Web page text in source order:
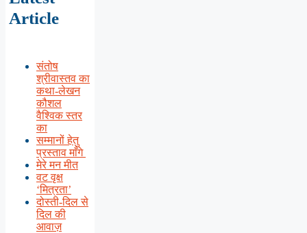
Article
संतोष
श्रीवास्तव का
कथा-लेखन
कौशल
वैश्विक स्तर
का
सम्मानों हेतु
प्रस्ताव माँगे
मेरे मन मीत
वट वृक्ष
‘मित्रता’
दोस्ती-दिल से
दिल की
आवाज़